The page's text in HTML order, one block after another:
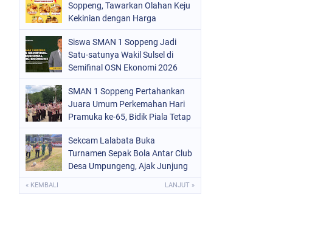
POLRI (497)
SULSEL
Soppeng, Tawarkan Olahan Keju
Kekinian dengan Harga
Siswa SMAN 1 Soppeng Jadi
Satu-satunya Wakil Sulsel di
Semifinal OSN Ekonomi 2026
SMAN 1 Soppeng Pertahankan
Juara Umum Perkemahan Hari
Pramuka ke-65, Bidik Piala Tetap
Sekcam Lalabata Buka
Turnamen Sepak Bola Antar Club
Desa Umpungeng, Ajak Junjung
« KEMBALI LANJUT »